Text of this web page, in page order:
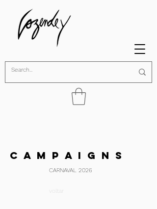
C A M P A I G N S
CARNAVAL 2026
voltar